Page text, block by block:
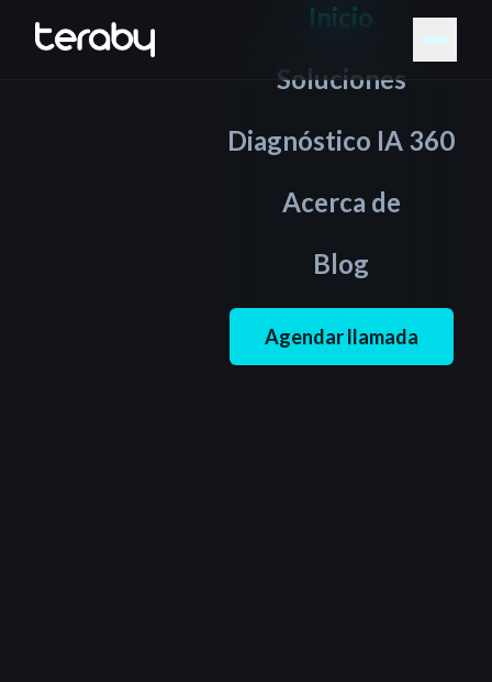
Inicio
Soluciones
Diagnóstico IA 360
Acerca de
Blog
Agendar llamada